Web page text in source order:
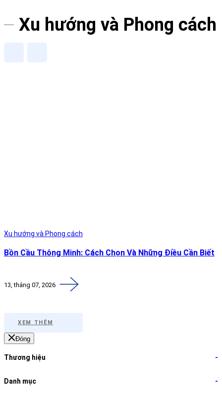
Xu hướng và Phong cách
Xu hướng và Phong cách
Bồn Cầu Thông Minh: Cách Chọn Và Những Điều Cần Biết
13, tháng 07, 2026
XEM THÊM
Đóng
Thương hiệu -
Danh mục -